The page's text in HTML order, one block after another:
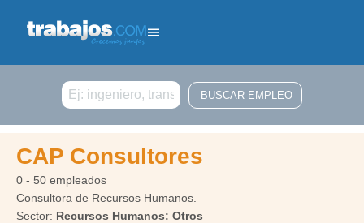
Buscar
CAP Consultores
0 - 50 empleados
Consultora de Recursos Humanos.
Sector: Recursos Humanos: Otros